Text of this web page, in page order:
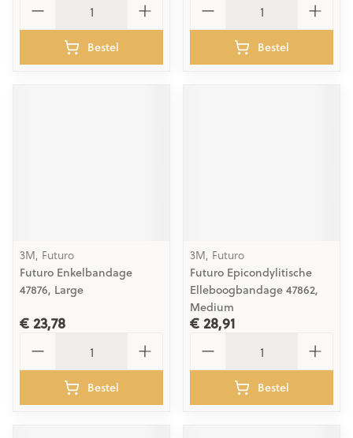
Bestel Bestel
3M, Futuro
Futuro Enkelbandage
47876, Large
€ 23,78
Bestel
3M, Futuro
Futuro Epicondylitische
Elleboogbandage 47862,
Medium
€ 28,91
Bestel